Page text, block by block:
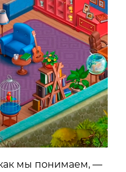
мы понимаем, —